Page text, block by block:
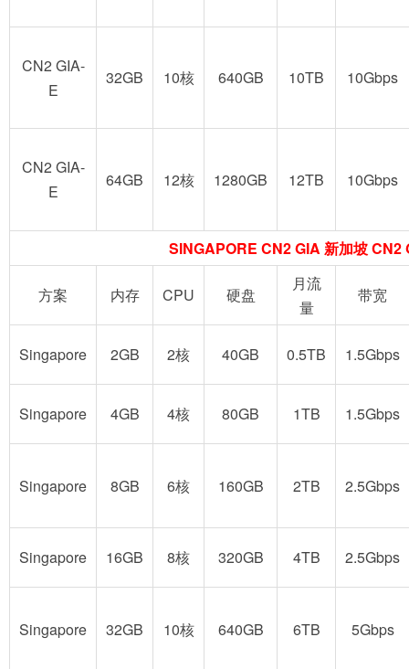
CN2 GIA-
E
32GB 10核 640GB 10TB 10Gbps
CN2 GIA-
E
64GB 12核 1280GB 12TB 10Gbps
SINGAPORE CN2 GIA 新加坡 CN2
方案 内存 CPU 硬盘
月流
量
带宽
Singapore 2GB 2核 40GB 0.5TB 1.5Gbps
Singapore 4GB 4核 80GB 1TB 1.5Gbps
Singapore 8GB 6核 160GB 2TB 2.5Gbps
Singapore 16GB 8核 320GB 4TB 2.5Gbps
Singapore 32GB 10核 640GB 6TB 5Gbps